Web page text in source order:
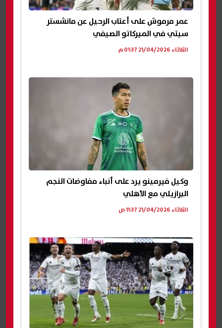
عمر مرموش على أعتاب الرحيل عن مانشستر
سيتي في الميركاتو الصيفي
الثلاثاء 21/04/2026 01:37 م
وكيل فيرمينو يرد على أنباء مفاوضات النجم
البرازيلي مع الأهلي
الثلاثاء 21/04/2026 11:37 ص